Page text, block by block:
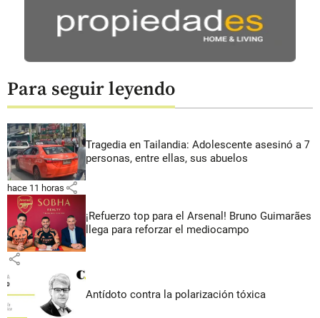
Para seguir leyendo
Tragedia en Tailandia: Adolescente asesinó a 7
personas, entre ellas, sus abuelos
hace 11 horas share
¡Refuerzo top para el Arsenal! Bruno Guimarães
llega para reforzar el mediocampo
share
Antídoto contra la polarización tóxica